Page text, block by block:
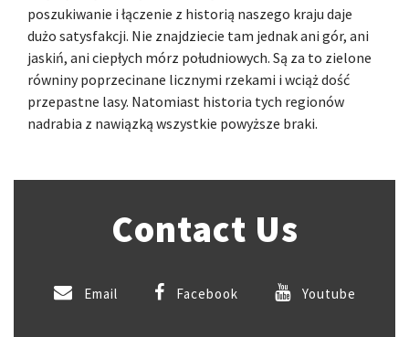
poszukiwanie i łączenie z historią naszego kraju daje
dużo satysfakcji. Nie znajdziecie tam jednak ani gór, ani
jaskiń, ani ciepłych mórz południowych. Są za to zielone
równiny poprzecinane licznymi rzekami i wciąż dość
przepastne lasy. Natomiast historia tych regionów
nadrabia z nawiązką wszystkie powyższe braki.
Contact Us
Email Facebook Youtube